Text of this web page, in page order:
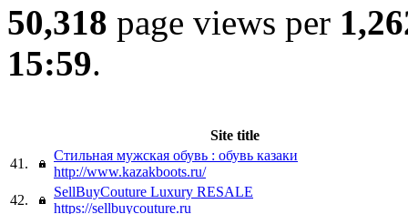
50,318 page views per
15:59.
Site title
41.
Стильная мужская обувь : обувь казаки
http://www.kazakboots.ru/
42.
SellBuyCouture Luxury RESALE
https://sellbuycouture.ru